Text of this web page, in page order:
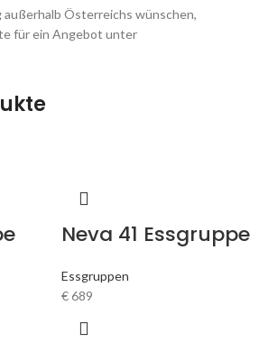
außerhalb Österreichs wünschen,
für ein Angebot unter
Neva 41 Essgruppe
Essgruppen
€689